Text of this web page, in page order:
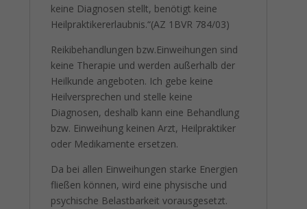
keine Diagnosen stellt, benötigt keine
Heilpraktikererlaubnis.“(AZ 1BVR 784/03)
Reikibehandlungen bzw.Einweihungen sind
keine Therapie und werden außerhalb der
Heilkunde angeboten. Ich gebe keine
Heilversprechen und stelle keine
Diagnosen, deshalb kann eine Behandlung
bzw. Einweihung keinen Arzt, Heilpraktiker
oder Medikamente ersetzen.
Da bei allen Einweihungen starke Energien
fließen können, wird eine physische und
psychische Belastbarkeit vorausgesetzt.